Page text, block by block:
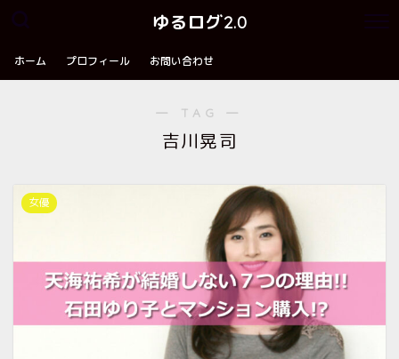
ゆるログ2.0
ホーム プロフィール お問い合わせ
― TAG ―
吉川晃司
女優